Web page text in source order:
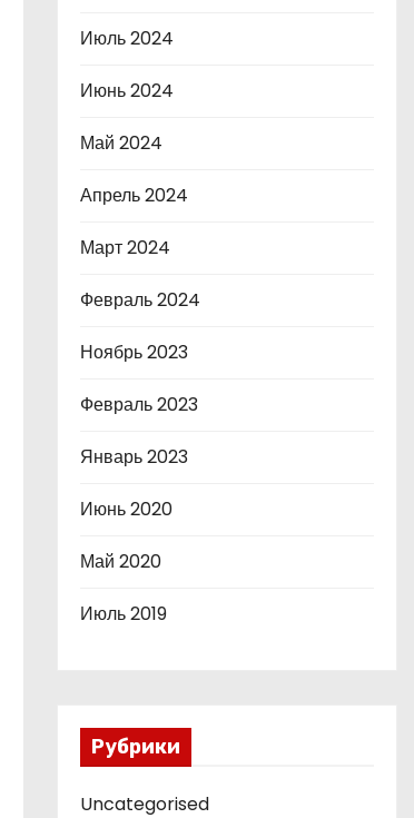
Июль 2024
Июнь 2024
Май 2024
Апрель 2024
Март 2024
Февраль 2024
Ноябрь 2023
Февраль 2023
Январь 2023
Июнь 2020
Май 2020
Июль 2019
Рубрики
Uncategorised